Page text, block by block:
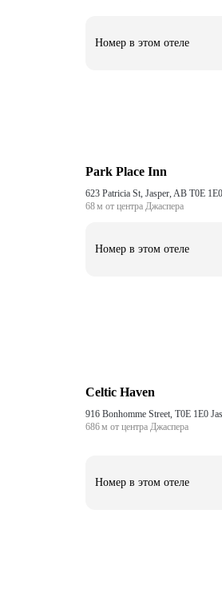
Номер в этом отеле
Park Place Inn
623 Patricia St, Jasper, AB T0E
68 м от центра Джаспера
Номер в этом отеле
Celtic Haven
916 Bonhomme Street, T0E 1E0
686 м от центра Джаспера
Номер в этом отеле